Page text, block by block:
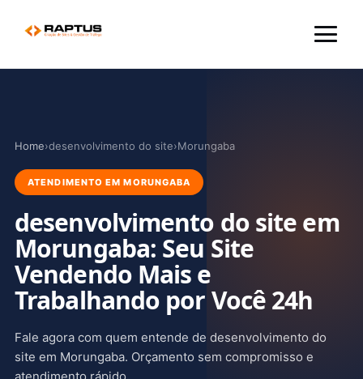
Menu
Home›desenvolvimento do site›Morungaba
ATENDIMENTO EM MORUNGABA
desenvolvimento do site em
Morungaba: Seu Site
Vendendo Mais e
Trabalhando por Você 24h
Fale agora com quem entende de desenvolvimento do
site em Morungaba. Orçamento sem compromisso e